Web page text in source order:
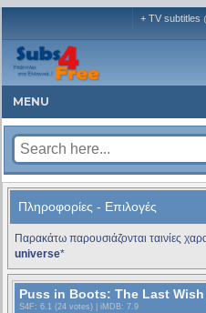
+ TV subtitles
MENU
Πληροφορίες - Επιλογές
Παρακάτω παρουσιάζονται ταινίες
universe*
Puss in Boots: The Last Wish
S4F : 6.1 (24 votes) | iMDB: 7.9